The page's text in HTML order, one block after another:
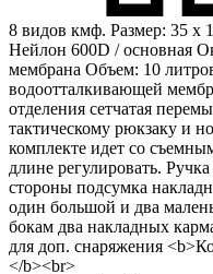
8 видов кмф. Размер: 35 х
Нейлон 600D / основная
мембрана Объем: 10
водоотталкивающей
отделения сетчатая
тактическому рюкзаку и
комплекте идет со
длине регулировать.
стороны подсумка
один большой и два
бокам два накладных
для доп. снаряжения
</b><br>